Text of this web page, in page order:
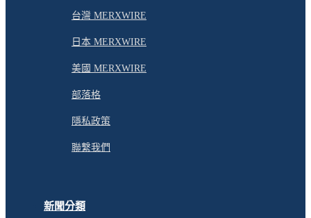
台灣 MERXWIRE
日本 MERXWIRE
美國 MERXWIRE
部落格
隱私政策
聯繫我們
新聞分類